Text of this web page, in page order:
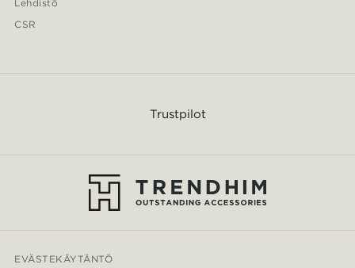
Lehdistö
CSR
Trustpilot
EVÄSTEKÄYTÄNTÖ